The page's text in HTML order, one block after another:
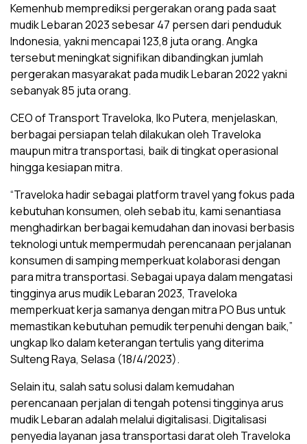
Kemenhub memprediksi pergerakan orang pada saat
mudik Lebaran 2023 sebesar 47 persen dari penduduk
Indonesia, yakni mencapai 123,8 juta orang. Angka
tersebut meningkat signifikan dibandingkan jumlah
pergerakan masyarakat pada mudik Lebaran 2022 yakni
sebanyak 85 juta orang.
CEO of Transport Traveloka, Iko Putera, menjelaskan,
berbagai persiapan telah dilakukan oleh Traveloka
maupun mitra transportasi, baik di tingkat operasional
hingga kesiapan mitra.
“Traveloka hadir sebagai platform travel yang fokus pada
kebutuhan konsumen, oleh sebab itu, kami senantiasa
menghadirkan berbagai kemudahan dan inovasi berbasis
teknologi untuk mempermudah perencanaan perjalanan
konsumen di samping memperkuat kolaborasi dengan
para mitra transportasi. Sebagai upaya dalam mengatasi
tingginya arus mudik Lebaran 2023, Traveloka
memperkuat kerja samanya dengan mitra PO Bus untuk
memastikan kebutuhan pemudik terpenuhi dengan baik,”
ungkap Iko dalam keterangan tertulis yang diterima
Sulteng Raya, Selasa (18/4/2023).
Selain itu, salah satu solusi dalam kemudahan
perencanaan perjalan di tengah potensi tingginya arus
mudik Lebaran adalah melalui digitalisasi. Digitalisasi
penyedia layanan jasa transportasi darat oleh Traveloka